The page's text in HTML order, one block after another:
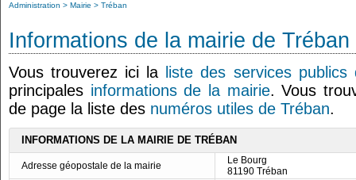
Administration Mairie Tréban
Informations de la mairie de Tréban
Vous trouverez ici la
liste des services publics
principales informations de la mairie. Vous
de page la liste des numéros utiles de Tréban.
INFORMATIONS DE LA MAIRIE DE TRÉBAN
Adresse géopostale de la mairie
Le Bourg
81190 Tréban